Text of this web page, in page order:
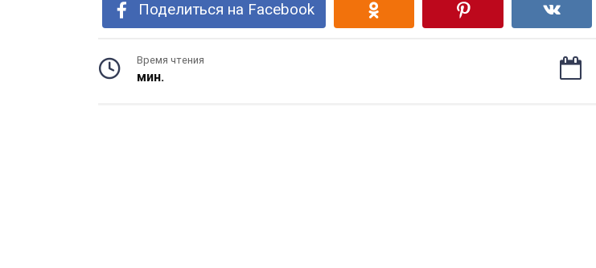
Поделиться на Facebook
Время чтения
мин.